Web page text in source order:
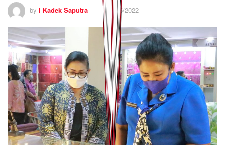
by I Kadek Saputra 11/05/2022